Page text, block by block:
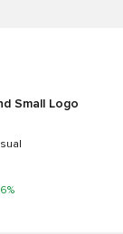
Small Logo